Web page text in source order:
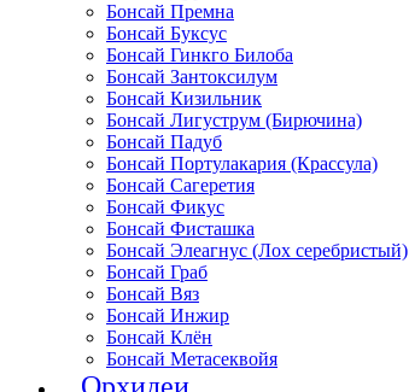
Бонсай Премна
Бонсай Буксус
Бонсай Гинкго Билоба
Бонсай Зантоксилум
Бонсай Кизильник
Бонсай Лигуструм (Бирючина)
Бонсай Падуб
Бонсай Портулакария (Крассула)
Бонсай Сагеретия
Бонсай Фикус
Бонсай Фисташка
Бонсай Элеагнус (Лох серебристый)
Бонсай Граб
Бонсай Вяз
Бонсай Инжир
Бонсай Клён
Бонсай Метасеквойя
Орхидеи